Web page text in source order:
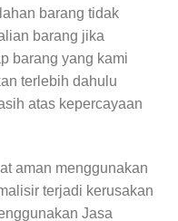
barang tidak
barang jika
barang yang kami
terlebih dahulu
atas kepercayaan
aman menggunakan
terjadi kerusakan
Jasa